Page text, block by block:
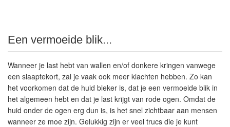
Een vermoeide blik...
Wanneer je last hebt van wallen en/of donkere kringen vanwege
een slaaptekort, zal je vaak ook meer klachten hebben. Zo kan
het voorkomen dat de huid bleker is, dat je een vermoeide blik in
het algemeen hebt en dat je last krijgt van rode ogen. Omdat de
huid onder de ogen erg dun is, is het snel zichtbaar aan mensen
wanneer ze moe zijn. Gelukkig zijn er veel trucs die je kunt